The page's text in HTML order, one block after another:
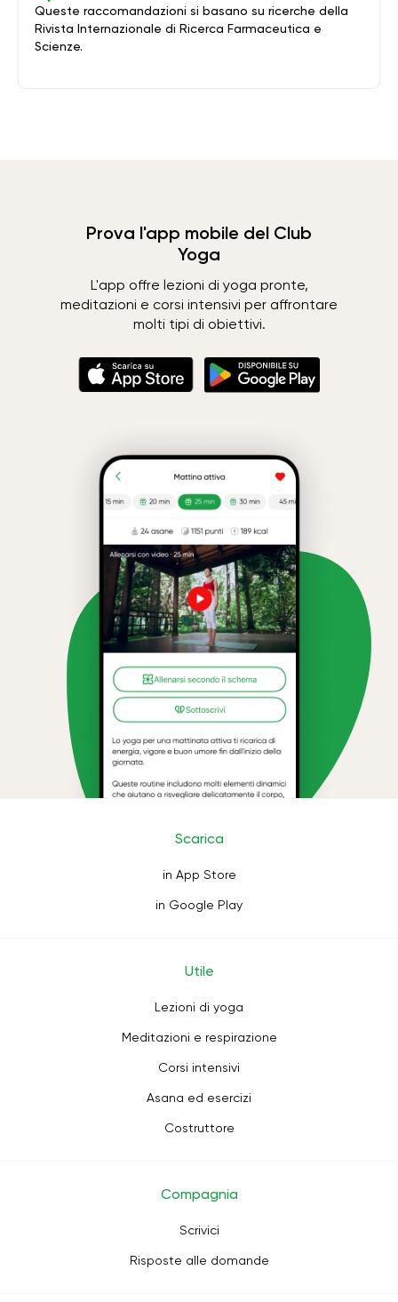
Queste raccomandazioni si basano su ricerche della
Rivista Internazionale di Ricerca Farmaceutica e
Scienze.
Prova l'app mobile del Club
Yoga
L'app offre lezioni di yoga pronte,
meditazioni e corsi intensivi per affrontare
molti tipi di obiettivi.
Scarica
in App Store
in Google Play
Utile
Lezioni di yoga
Meditazioni e respirazione
Corsi intensivi
Asana ed esercizi
Costruttore
Compagnia
Scrivici
Risposte alle domande